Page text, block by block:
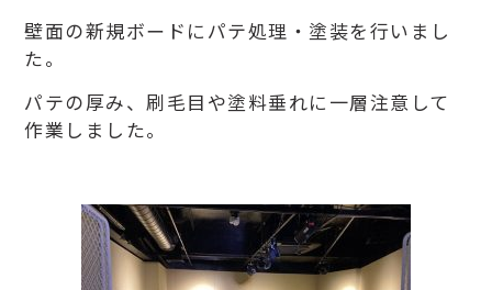
壁面の新規ボードにパテ処理・塗装を行いまし
た。
パテの厚み、刷毛目や塗料垂れに一層注意して
作業しました。